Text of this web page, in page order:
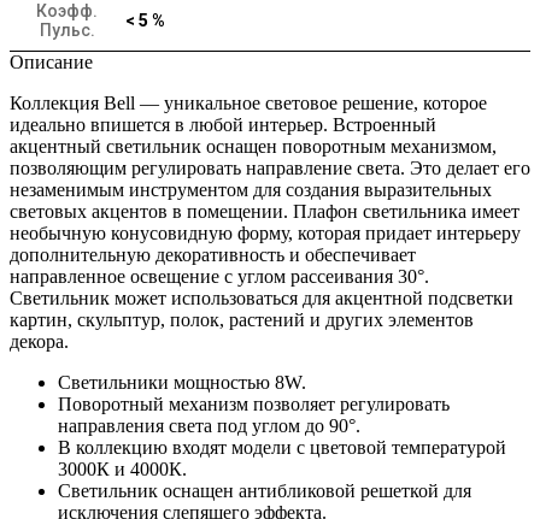
Коэфф.
Пульс.
< 5 %
Описание
Коллекция Bell — уникальное световое решение, которое
идеально впишется в любой интерьер. Встроенный
акцентный светильник оснащен поворотным механизмом,
позволяющим регулировать направление света. Это делает его
незаменимым инструментом для создания выразительных
световых акцентов в помещении. Плафон светильника имеет
необычную конусовидную форму, которая придает интерьеру
дополнительную декоративность и обеспечивает
направленное освещение с углом рассеивания 30°.
Светильник может использоваться для акцентной подсветки
картин, скульптур, полок, растений и других элементов
декора.
Светильники мощностью 8W.
Поворотный механизм позволяет регулировать
направления света под углом до 90°.
В коллекцию входят модели с цветовой температурой
3000К и 4000К.
Светильник оснащен антибликовой решеткой для
исключения слепящего эффекта.